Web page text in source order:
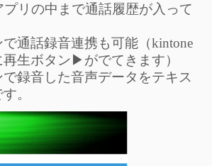
プリの中まで通話履歴が入って
通話録音連携も可能（kintone
生ボタン▶がでてきます）
録音した音声データをテキス
。